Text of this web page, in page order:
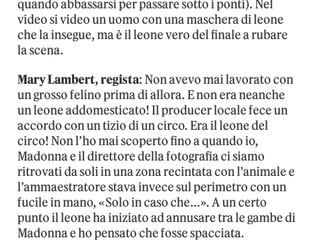
quando abbassarsi per passare sotto i ponti). Nel
video si video un uomo con una maschera di leone
che la insegue, ma è il leone vero del finale a rubare
la scena.
Mary Lambert, regista: Non avevo mai lavorato con
un grosso felino prima di allora. E non era neanche
un leone addomesticato! Il producer locale fece un
accordo con un tizio di un circo. Era il leone del
circo! Non l’ho mai scoperto fino a quando io,
Madonna e il direttore della fotografia ci siamo
ritrovati da soli in una zona recintata con l’animale e
l’ammaestratore stava invece sul perimetro con un
fucile in mano, «Solo in caso che…». A un certo
punto il leone ha iniziato ad annusare tra le gambe di
Madonna e ho pensato che fosse spacciata.